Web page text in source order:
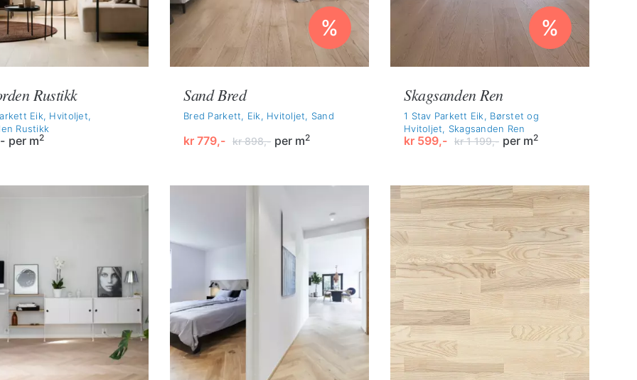
Rustikk
Eik, Hvitoljet,
Rustikk
per m2
%
Sand Bred
Bred Parkett, Eik, Hvitoljet, Sand
kr898,-
Opprinnelig
kr 898,-.
kr 779,-
Nåværende
kr 779,-.
per m2
%
Skagsanden Ren
1 Stav Parkett Eik, Børstet og
Hvitoljet, Skagsanden Ren
kr1 199,-
Opprinnelig
kr 1
199,-.
kr 599,-
Nåværende
kr 599,-.
per m2